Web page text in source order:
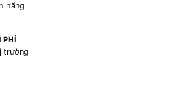
hãng
PHÍ
trường